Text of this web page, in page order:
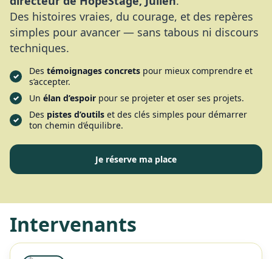
Des histoires vraies, du courage, et des repères
simples pour avancer — sans tabous ni discours
techniques.
Des témoignages concrets pour mieux comprendre et
s’accepter.
Un élan d’espoir pour se projeter et oser ses projets.
Des pistes d’outils et des clés simples pour démarrer
ton chemin d’équilibre.
Je réserve ma place
Intervenants